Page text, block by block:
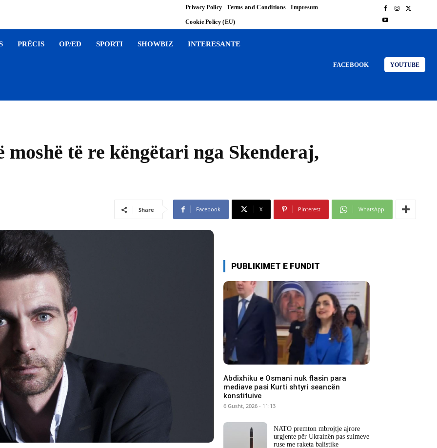
Privacy Policy Terms and Conditions Impresum
Cookie Policy (EU)
PRÉCIS OP/ED SPORTI SHOWBIZ INTERESANTE
FACEBOOK YOUTUBE
moshë të re këngëtari nga Skenderaj,
Share Facebook X Pinterest WhatsApp
PUBLIKIMET E FUNDIT
Abdixhiku e Osmani nuk flasin para
mediave pasi Kurti shtyri seancën
konstituive
6 Gusht, 2026 - 11:13
NATO premton mbrojtje ajrore
urgjente për Ukrainën pas sulmeve
ruse me raketa balistike